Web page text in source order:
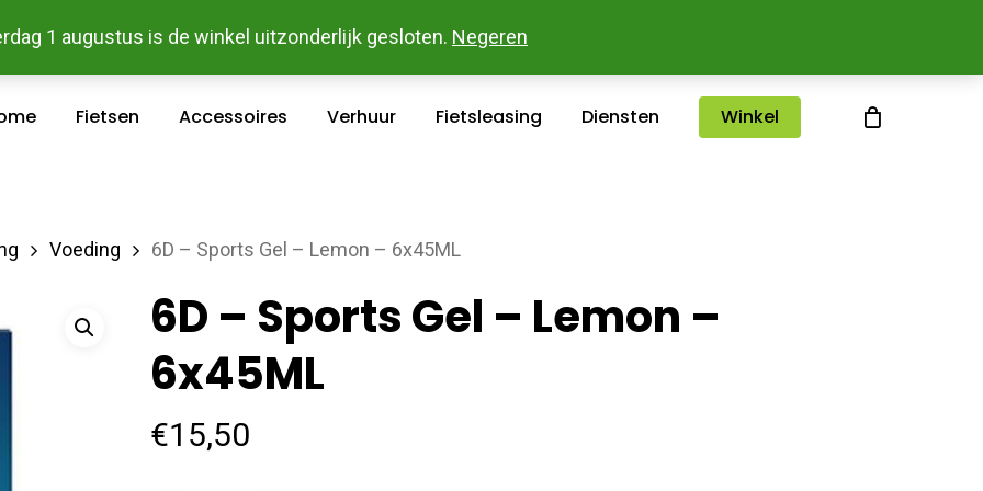
1 augustus is de winkel uitzonderlijk gesloten. Negeren
En Betaal Makkelijk Online - Gratis Levering In Groot Kasterlee
Fietsen Accessoires Verhuur Fietsleasing Diensten Winkel
Voeding 6D – Sports Gel – Lemon – 6x45ML
6D – Sports Gel – Lemon –
6x45ML
€15,50